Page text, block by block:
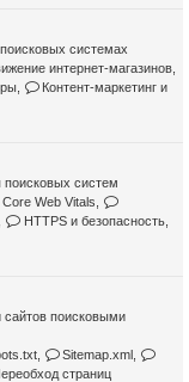
системах
интернет-магазинов
,
Контент-маркетинг и
поисковых систем
Core Web Vitals
HTTPS и безопасность,
сайтов поисковыми
, Sitemap.xml
страниц